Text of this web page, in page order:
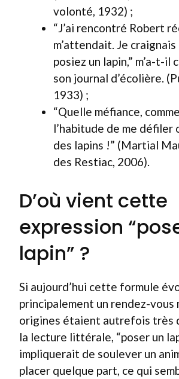
volonté, 1932) ;
“J’ai rencontré Robert
m’attendait. Je craignais
posiez un lapin,” m’a-t-il
son journal d’écolière.
1933) ;
“Quelle méfiance,
l’habitude de me défiler
des lapins !” (Martial
des Restiac, 2006).
D’où vient cette
expression
lapin” ?
Si aujourd’hui cette formule
principalement un rendez-vous
origines étaient autrefois très
la lecture littérale, “poser un
impliquerait de soulever un
placer quelque part, ce qui